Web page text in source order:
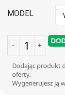
MODEL
Dodając produkt
oferty.
Wygenerujesz ją